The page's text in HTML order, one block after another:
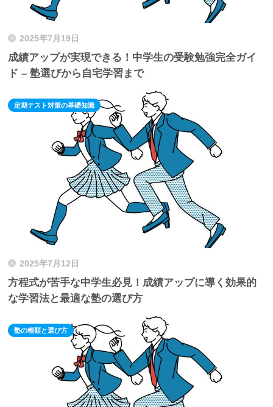
2025年7月19日
成績アップが実現できる！中学生の受験勉強完全ガイ
ド – 塾選びから自宅学習まで
2025年7月12日
方程式が苦手な中学生必見！成績アップに導く効果的
な学習法と最適な塾の選び方
定期テスト対策の基礎知識
塾の種類と選び方